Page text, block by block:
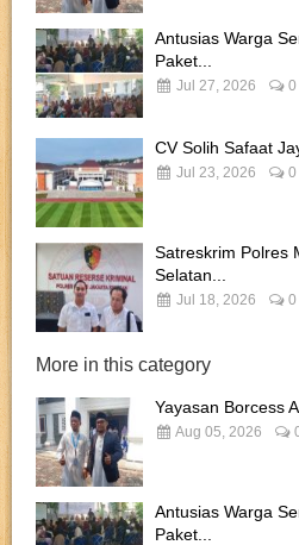
Antusias Warga
Paket...
Jul 27, 2026 0
CV Solih Safaat
Jul 23, 2026 0
Satreskrim Polres
Selatan...
Jul 18, 2026 0
More in this category
Yayasan Borcess
Aug 05, 2026
Antusias Warga
Paket...